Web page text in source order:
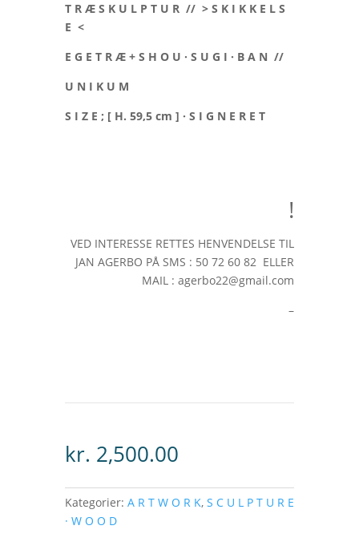
T R Æ S K U L P T U R // > S K I K K E L S
E <
E G E T R Æ + S H O U · S U G I · B A N //
U N I K U M
S I Z E ; [ H. 59,5 cm ] · S I G N E R E T
!
VED INTERESSE RETTES HENVENDELSE TIL
JAN AGERBO PÅ SMS : 50 72 60 82 ELLER
MAIL : agerbo22@gmail.com
–
kr. 2,500.00
Kategorier: A R T W O R K, S C U L P T U R E
· W O O D